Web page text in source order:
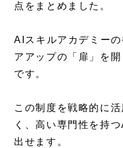
点をまとめました。
AIスキルアカデミー
アアップの「扉」を
です。
この制度を戦略的に
く、高い専門性を持
出せます。